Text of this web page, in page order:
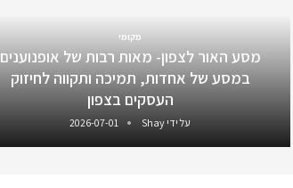
מקומי
מסע האור לצפון- מאות רבות של אופנוענים
במסע של אחדות, תמיכה ותקווה לחיזוק
העסקים בצפון
על ידי Shay
2026-07-01